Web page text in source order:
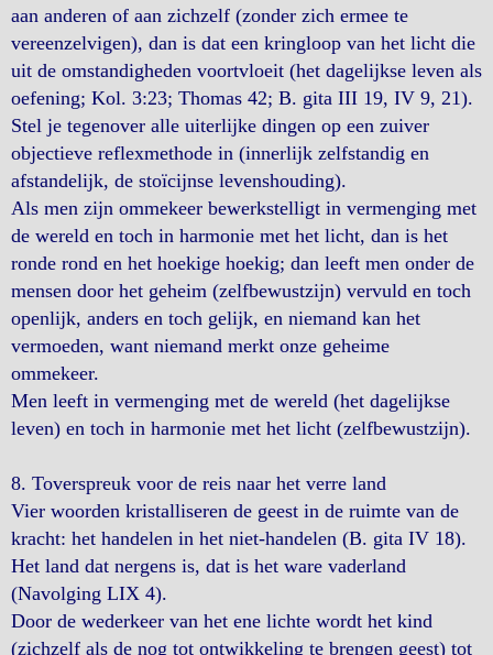
aan anderen of aan zichzelf (zonder zich ermee te
vereenzelvigen), dan is dat een kringloop van het licht die
uit de omstandigheden voortvloeit (het dagelijkse leven als
oefening; Kol. 3:23; Thomas 42; B. gita III 19, IV 9, 21).
Stel je tegenover alle uiterlijke dingen op een zuiver
objectieve reflexmethode in (innerlijk zelfstandig en
afstandelijk, de stoïcijnse levenshouding).
Als men zijn ommekeer bewerkstelligt in vermenging met
de wereld en toch in harmonie met het licht, dan is het
ronde rond en het hoekige hoekig; dan leeft men onder de
mensen door het geheim (zelfbewustzijn) vervuld en toch
openlijk, anders en toch gelijk, en niemand kan het
vermoeden, want niemand merkt onze geheime
ommekeer.
Men leeft in vermenging met de wereld (het dagelijkse
leven) en toch in harmonie met het licht (zelfbewustzijn).
8. Toverspreuk voor de reis naar het verre land
Vier woorden kristalliseren de geest in de ruimte van de
kracht: het handelen in het niet-handelen (B. gita IV 18).
Het land dat nergens is, dat is het ware vaderland
(Navolging LIX 4).
Door de wederkeer van het ene lichte wordt het kind
(zichzelf als de nog tot ontwikkeling te brengen geest) tot